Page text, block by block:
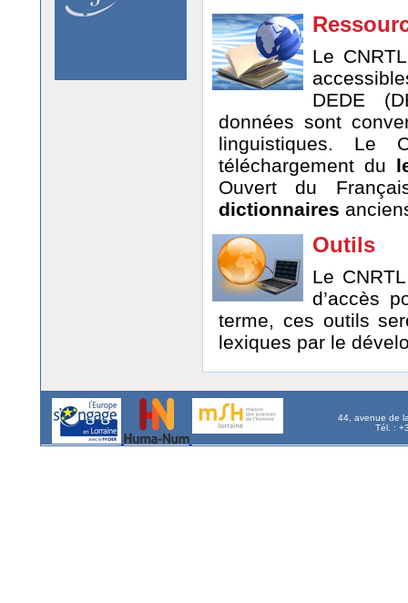
Le
DEDE
données sont
linguistiques. Le
téléchargement du
Ouvert du
dictionnaires
Outils
Le
d’accès
terme, ces outils
lexiques par le
44, avenue de
Tél. :